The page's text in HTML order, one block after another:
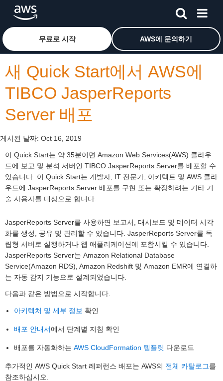
메인 콘텐츠로 건너뛰기Amazon Web Services 홈 페이지로 돌아가려면 여기를 클
무료로 시작 AWS에 문의하기
새 Quick Start에서 AWS에
TIBCO JasperReports
Server 배포
게시된 날짜: Oct 16, 2019
이 Quick Start는 약 35분이면 Amazon Web Services(AWS) 클라우
드에 보고 및 분석 서버인 TIBCO JasperReports Server를 배포할 수
있습니다. 이 Quick Start는 개발자, IT 전문가, 아키텍트 및 AWS 클라
우드에 JasperReports Server 배포를 구현 또는 확장하려는 기타 기
술 사용자를 대상으로 합니다.
JasperReports Server를 사용하면 보고서, 대시보드 및 데이터 시각
화를 생성, 공유 및 관리할 수 있습니다. JasperReports Server를 독
립형 서버로 실행하거나 웹 애플리케이션에 포함시킬 수 있습니다.
JasperReports Server는 Amazon Relational Database
Service(Amazon RDS), Amazon Redshift 및 Amazon EMR에 연결하
는 자동 감지 기능으로 설계되었습니다.
다음과 같은 방법으로 시작합니다.
아키텍처 및 세부 정보 확인
배포 안내서에서 단계별 지침 확인
배포를 자동화하는 AWS CloudFormation 템플릿 다운로드
추가적인 AWS Quick Start 레퍼런스 배포는 AWS의 전체 카탈로그를
참조하십시오.